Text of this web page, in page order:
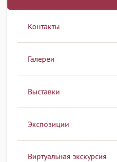
Контакты
Галереи
Выставки
Экспозиции
Виртуальная экскурсия